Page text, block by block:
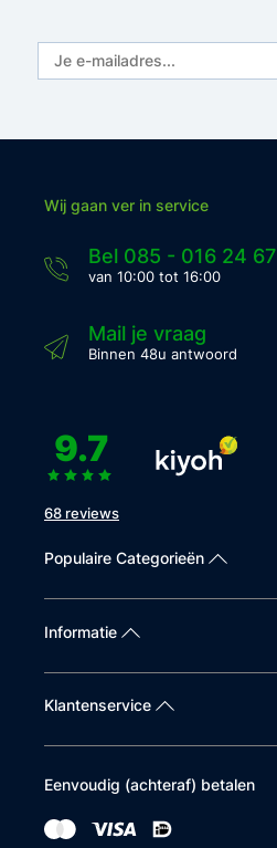
Wij gaan ver in service
Bel 085 - 016 24 67
van 10:00 tot 16:00
Mail je vraag
Binnen 48u antwoord
9.7
68 reviews
Populaire Categorieën
Informatie
Klantenservice
Eenvoudig (achteraf) betalen